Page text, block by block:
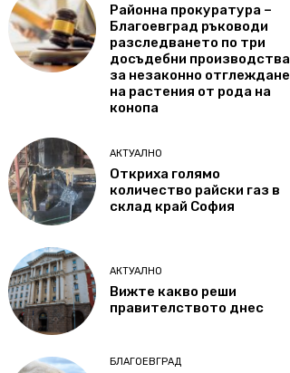
Районна прокуратура –
Благоевград ръководи
разследването по три
досъдебни производства
за незаконно отглеждане
на растения от рода на
конопа
АКТУАЛНО
Откриха голямо
количество райски газ в
склад край София
АКТУАЛНО
Вижте какво реши
правителството днес
БЛАГОЕВГРАД